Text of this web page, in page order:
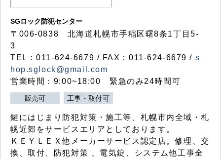
SGロック防犯センター
〒006-0838 北海道札幌市手稲区曙8条1丁目5-
3
TEL：011-624-6679 / FAX：011-624-6679 / s
hop.sglock@gmail.com
営業時間：9:00~18:00 緊急のみ24時間可
販売可 工事・取付可
鍵にはじまり防犯対策・施工等、札幌市内全域・札
幌近郊をサービスエリアとしております。
ＫＥＹＬＥＸ他メーカーサービス認定店。修理、交
換、取付、防犯対策 、電気錠、システム他工事全